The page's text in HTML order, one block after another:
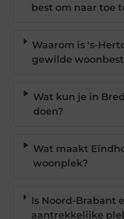
best om naar toe
Waarom is 's-
gewilde
Wat kun je in
doen?
Wat maakt
woonplek?
Is Noord-Brabant
aantrekkelijke